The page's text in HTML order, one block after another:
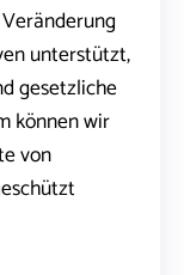
unterstützt,
gesetzliche
können wir
von